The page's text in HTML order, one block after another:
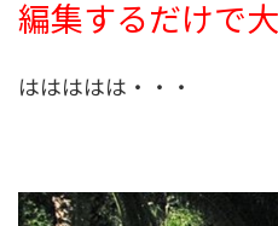
編集するだけで
ははははは・・・